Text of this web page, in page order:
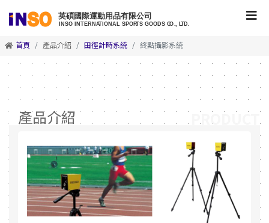
首頁 產品介紹 田徑計時系統 終點攝影系統
產品介紹 PRODUCT